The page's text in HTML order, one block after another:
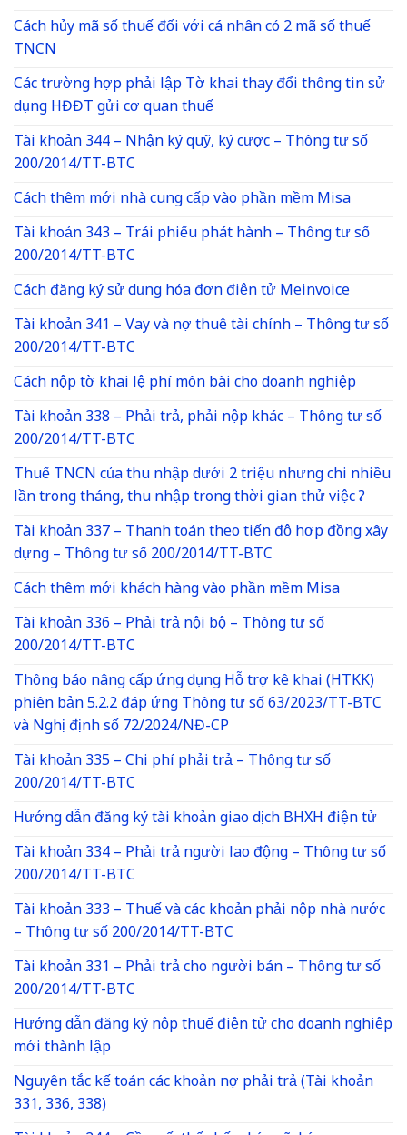
Cách hủy mã số thuế đối với cá nhân có 2 mã số thuế
TNCN
Các trường hợp phải lập Tờ khai thay đổi thông tin sử
dụng HĐĐT gửi cơ quan thuế
Tài khoản 344 – Nhận ký quỹ, ký cược – Thông tư số
200/2014/TT-BTC
Cách thêm mới nhà cung cấp vào phần mềm Misa
Tài khoản 343 – Trái phiếu phát hành – Thông tư số
200/2014/TT-BTC
Cách đăng ký sử dụng hóa đơn điện tử Meinvoice
Tài khoản 341 – Vay và nợ thuê tài chính – Thông tư số
200/2014/TT-BTC
Cách nộp tờ khai lệ phí môn bài cho doanh nghiệp
Tài khoản 338 – Phải trả, phải nộp khác – Thông tư số
200/2014/TT-BTC
Thuế TNCN của thu nhập dưới 2 triệu nhưng chi nhiều
lần trong tháng, thu nhập trong thời gian thử việc ?
Tài khoản 337 – Thanh toán theo tiến độ hợp đồng xây
dựng – Thông tư số 200/2014/TT-BTC
Cách thêm mới khách hàng vào phần mềm Misa
Tài khoản 336 – Phải trả nội bộ – Thông tư số
200/2014/TT-BTC
Thông báo nâng cấp ứng dụng Hỗ trợ kê khai (HTKK)
phiên bản 5.2.2 đáp ứng Thông tư số 63/2023/TT-BTC
và Nghị định số 72/2024/NĐ-CP
Tài khoản 335 – Chi phí phải trả – Thông tư số
200/2014/TT-BTC
Hướng dẫn đăng ký tài khoản giao dịch BHXH điện tử
Tài khoản 334 – Phải trả người lao động – Thông tư số
200/2014/TT-BTC
Tài khoản 333 – Thuế và các khoản phải nộp nhà nước
– Thông tư số 200/2014/TT-BTC
Tài khoản 331 – Phải trả cho người bán – Thông tư số
200/2014/TT-BTC
Hướng dẫn đăng ký nộp thuế điện tử cho doanh nghiệp
mới thành lập
Nguyên tắc kế toán các khoản nợ phải trả (Tài khoản
331, 336, 338)